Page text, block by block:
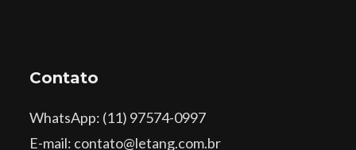
Contato
WhatsApp: (11) 97574-0997
E-mail: contato@letang.com.br